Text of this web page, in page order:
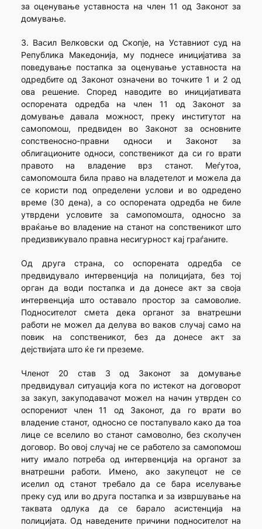
за оценување уставноста на член 11 од Законот за
домување.
3. Васил Велковски од Скопје, на Уставниот суд на
Република Македонија, му поднесе иницијатива за
поведување постапка за оценување уставноста на
одредбите од Законот означени во точките 1 и 2 од
ова решение. Според наводите во иницијативата
оспорената одредба на член 11 од Законот за
домување давала можност, преку институтот на
самопомош, предвиден во Законот за основните
сопственосно-правни односи и Законот за
облигационите односи, сопственикот да си го врати
правото на владение врз станот. Меѓутоа,
самопомошта била право на владетелот и можела да
се користи под определени услови и во одредено
време (30 дена), а со оспорената одредба не биле
утврдени условите за самопомошта, односно за
враќање во владение на станот на сопственикот што
предизвикувало правна несигурност кај граѓаните.
Од друга страна, со оспорената одредба се
предвидувало интервенција на полицијата, без тој
орган да води постапка и да донесе акт за своја
интервенција што оставало простор за самоволие.
Подносителот смета дека органот за внатрешни
работи не можел да делува во ваков случај само на
повик на сопственикот, без да донесе акт за
дејствијата што ќе ги преземе.
Членот 20 став 3 од Законот за домување
предвидувал ситуација кога по истекот на договорот
за закуп, закуподавачот можел на начин утврден со
оспорениот член 11 од Законот, да го врати во
владение станот, односно се постапувало како да тоа
лице се вселило во станот самоволно, без сколучен
договор. Во овој случај не се работело за самопомош
ниту имало потреба од интервенција на органот за
внатрешни работи. Имено, ако закупецот не се
иселил од станот требало да се бара иселување
преку суд или во друга постапка и за извршување на
таквата одлука да се барало асистенција на
полицијата. Од наведените причини подносителот на